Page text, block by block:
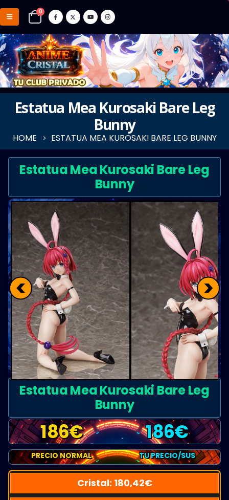
0
Estatua Mea Kurosaki Bare Leg
Bunny
HOME ESTATUA MEA KUROSAKI BARE LEG BUNNY
Estatua Mea Kurosaki Bare Leg
Bunny
< >
Estatua Mea Kurosaki Bare Leg
Bunny
186€ 186€
PRECIO NORMAL TU PRECIO/SUS
Cristal: 180,42€